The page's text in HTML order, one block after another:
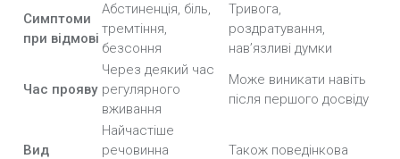
Симптоми
при відмові
Абстиненція, біль,
тремтіння,
безсоння
Тривога,
роздратування,
нав’язливі думки
Час прояву
Через деякий час
регулярного
вживання
Може виникати навіть
після першого досвіду
Вид
Найчастіше
речовинна
Також поведінкова